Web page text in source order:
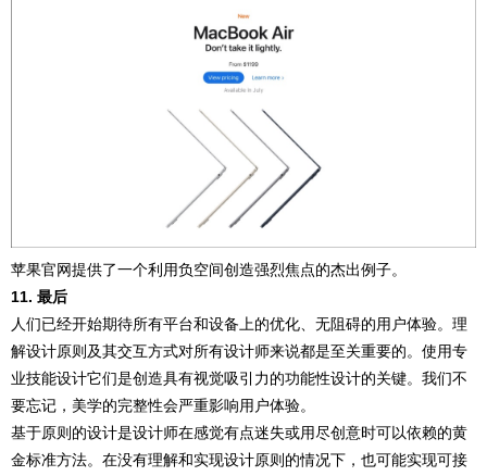
苹果官网提供了一个利用负空间创造强烈焦点的杰出例子。
11. 最后
人们已经开始期待所有平台和设备上的优化、无阻碍的用户体验。理
解设计原则及其交互方式对所有设计师来说都是至关重要的。使用专
业技能设计它们是创造具有视觉吸引力的功能性设计的关键。我们不
要忘记，美学的完整性会严重影响用户体验。
基于原则的设计是设计师在感觉有点迷失或用尽创意时可以依赖的黄
金标准方法。在没有理解和实现设计原则的情况下，也可能实现可接